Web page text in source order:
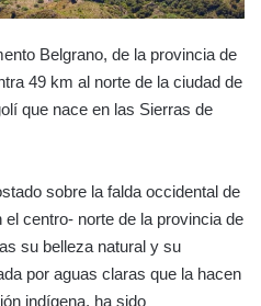
Belgrano, de la provincia de
49 km al norte de la ciudad de
que nace en las Sierras de
sobre la falda occidental de
centro- norte de la provincia de
su belleza natural y su
por aguas claras que la hacen
indígena, ha sido